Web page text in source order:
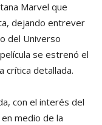
Marvel que
dejando entrever
del Universo
se estrenó el
crítica detallada.
con el interés del
medio de la